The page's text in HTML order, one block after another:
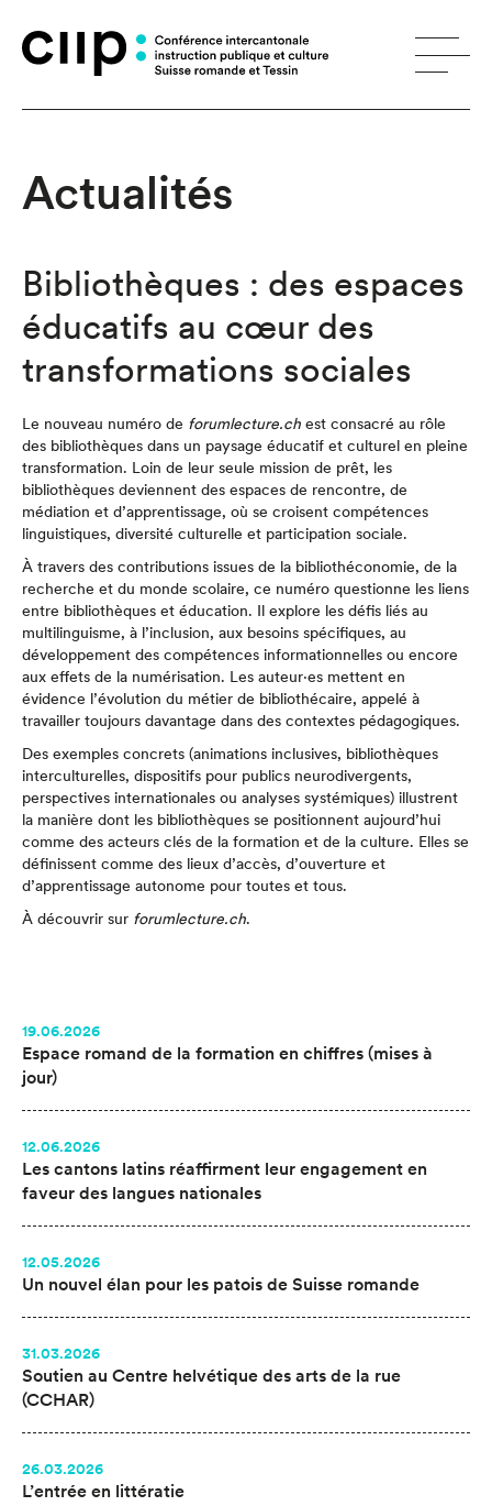
Actualités
19.06.2026
Espace romand de la formation en chiffres (mises à
jour)
12.06.2026
Les cantons latins réaffirment leur engagement en
faveur des langues nationales
12.05.2026
Un nouvel élan pour les patois de Suisse romande
31.03.2026
Soutien au Centre helvétique des arts de la rue
(CCHAR)
26.03.2026
L’entrée en littératie
Bibliothèques : des espaces
éducatifs au cœur des
transformations sociales
Le nouveau numéro de forumlecture.ch est consacré au rôle
des bibliothèques dans un paysage éducatif et culturel en pleine
transformation. Loin de leur seule mission de prêt, les
bibliothèques deviennent des espaces de rencontre, de
médiation et d’apprentissage, où se croisent compétences
linguistiques, diversité culturelle et participation sociale.
À travers des contributions issues de la bibliothéconomie, de la
recherche et du monde scolaire, ce numéro questionne les liens
entre bibliothèques et éducation. Il explore les défis liés au
multilinguisme, à l’inclusion, aux besoins spécifiques, au
développement des compétences informationnelles ou encore
aux effets de la numérisation. Les auteur·es mettent en
évidence l’évolution du métier de bibliothécaire, appelé à
travailler toujours davantage dans des contextes pédagogiques.
Des exemples concrets (animations inclusives, bibliothèques
interculturelles, dispositifs pour publics neurodivergents,
perspectives internationales ou analyses systémiques) illustrent
la manière dont les bibliothèques se positionnent aujourd’hui
comme des acteurs clés de la formation et de la culture. Elles se
définissent comme des lieux d’accès, d’ouverture et
d’apprentissage autonome pour toutes et tous.
À découvrir sur forumlecture.ch.